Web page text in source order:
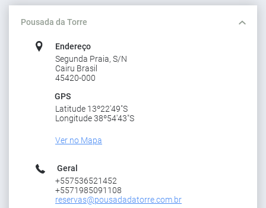
Pousada da Torre
Endereço
Segunda Praia, S/N
Cairu Brasil
45420-000
GPS
Latitude 13º22'49"S
Longitude 38º54'43"S
Ver no Mapa
Geral
+557536521452
+5571985091108
reservas@pousadadatorre.com.br